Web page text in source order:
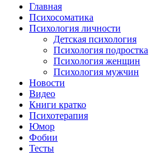
Главная
Психосоматика
Психология личности
Детская психология
Психология подростка
Психология женщин
Психология мужчин
Новости
Видео
Книги кратко
Психотерапия
Юмор
Фобии
Тесты